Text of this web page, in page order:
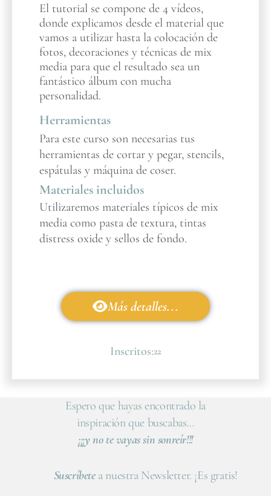
El tutorial se compone de 4 vídeos,
donde explicamos desde el material que
vamos a utilizar hasta la colocación de
fotos, decoraciones y técnicas de mix
media para que el resultado sea un
fantástico álbum con mucha
personalidad.
Herramientas
Para este curso son necesarias tus
herramientas de cortar y pegar, stencils,
espátulas y máquina de coser.
Materiales incluidos
Utilizaremos materiales típicos de mix
media como pasta de textura, tintas
distress oxide y sellos de fondo.
Más detalles...
Inscritos:22
Espero que hayas encontrado la
inspiración que buscabas…
¡¡¡y no te vayas sin sonreír!!!
Suscríbetea nuestra Newsletter. ¡Es gratis!